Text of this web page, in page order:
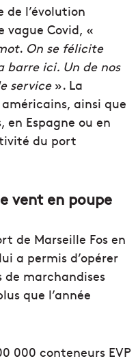
l’évolution
vague Covid, «
. On se félicite
barre ici. Un de nos
service». La
ainsi que
Espagne ou en
du port
vent en poupe
de Marseille Fos en
a permis d’opérer
de marchandises
que l’année
000 conteneurs EVP